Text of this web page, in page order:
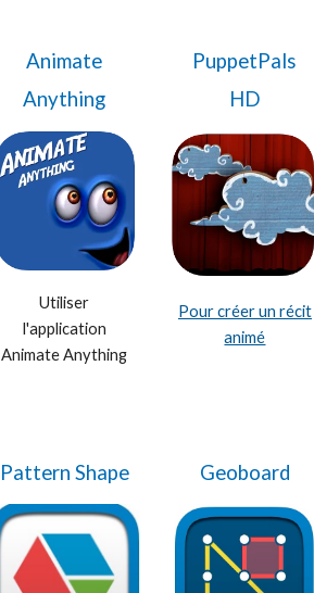
Animate
Anything
Utiliser
l'application
Animate Anything
PuppetPals
HD
Pour créer un récit
animé
Pattern Shape Geoboard